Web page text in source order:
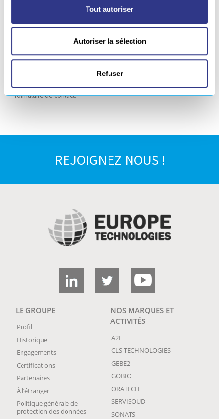
Tout autoriser
Autoriser la sélection
Refuser
Vos données sont conservées pour une durée de
les personnes habilitées deEUROPE TECHNOLOGIESpourront
accéder à vos données à des fins strictement internes.
Vous pouvez à tout moment accéder aux informations vous
formulaire de contact.
REJOIGNEZ NOUS !
LE GROUPE
Profil
Historique
Engagements
Certifications
Partenaires
À l’étranger
Politique générale de
protection des données
NOS MARQUES ET
ACTIVITÉS
A2I
CLS TECHNOLOGIES
GEBE2
GOBIO
ORATECH
SERVISOUD
SONATS